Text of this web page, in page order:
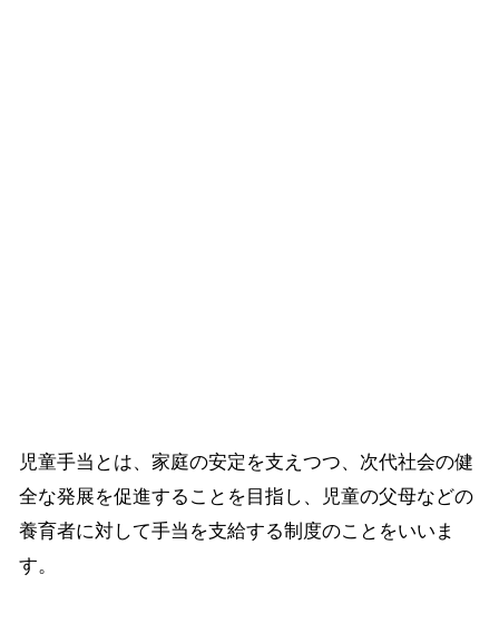
児童手当とは、家庭の安定を支えつつ、次代社会の健
全な発展を促進することを目指し、児童の父母などの
養育者に対して手当を支給する制度のことをいいま
す。